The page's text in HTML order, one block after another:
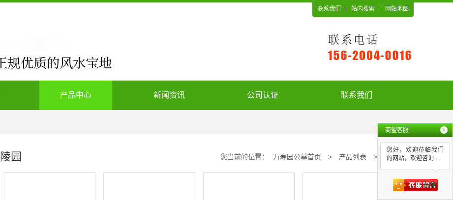
联系我们 站内搜索 网站地图
产品中心 新闻资讯 公司认证 联系我们
陵园 您当前的位置： 万寿园公墓首页 > 产品列表 > 陵园
商盟客服 >
您好，欢迎莅临我们
的网站，欢迎咨询...